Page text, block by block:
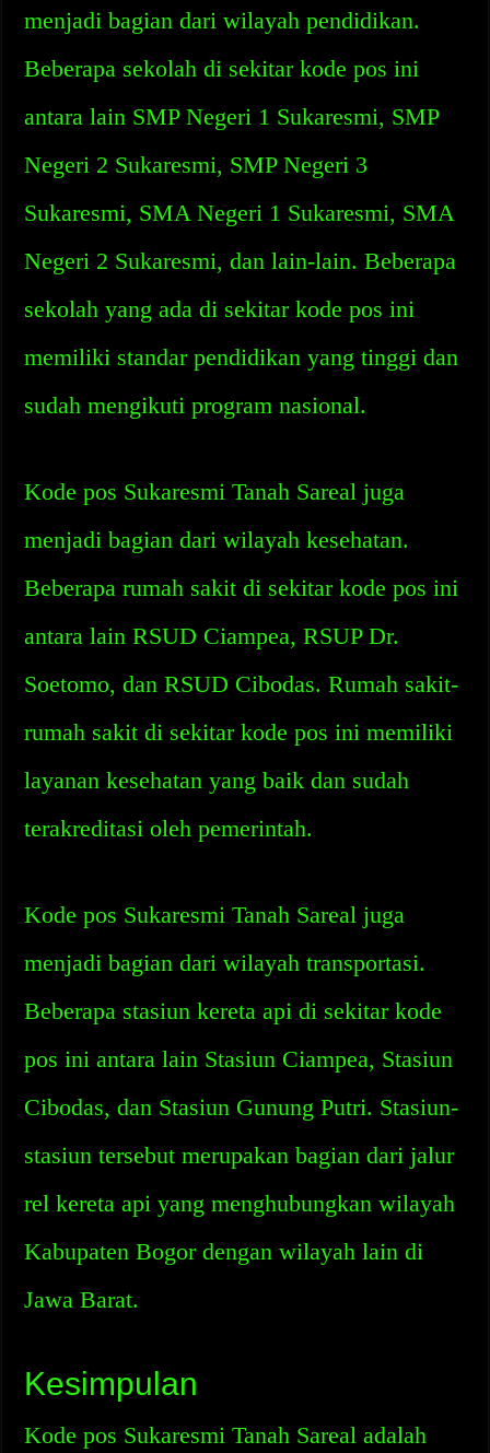
menjadi bagian dari wilayah pendidikan.
Beberapa sekolah di sekitar kode pos ini
antara lain SMP Negeri 1 Sukaresmi, SMP
Negeri 2 Sukaresmi, SMP Negeri 3
Sukaresmi, SMA Negeri 1 Sukaresmi, SMA
Negeri 2 Sukaresmi, dan lain-lain. Beberapa
sekolah yang ada di sekitar kode pos ini
memiliki standar pendidikan yang tinggi dan
sudah mengikuti program nasional.
Kode pos Sukaresmi Tanah Sareal juga
menjadi bagian dari wilayah kesehatan.
Beberapa rumah sakit di sekitar kode pos ini
antara lain RSUD Ciampea, RSUP Dr.
Soetomo, dan RSUD Cibodas. Rumah sakit-
rumah sakit di sekitar kode pos ini memiliki
layanan kesehatan yang baik dan sudah
terakreditasi oleh pemerintah.
Kode pos Sukaresmi Tanah Sareal juga
menjadi bagian dari wilayah transportasi.
Beberapa stasiun kereta api di sekitar kode
pos ini antara lain Stasiun Ciampea, Stasiun
Cibodas, dan Stasiun Gunung Putri. Stasiun-
stasiun tersebut merupakan bagian dari jalur
rel kereta api yang menghubungkan wilayah
Kabupaten Bogor dengan wilayah lain di
Jawa Barat.
Kesimpulan
Kode pos Sukaresmi Tanah Sareal adalah